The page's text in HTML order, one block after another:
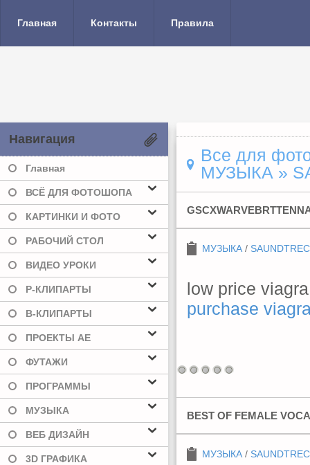
Главная Контакты Правила
Навигация
Главная
ВСЁ ДЛЯ ФОТОШОПА
КАРТИНКИ И ФОТО
РАБОЧИЙ СТОЛ
ВИДЕО УРОКИ
Р-КЛИПАРТЫ
В-КЛИПАРТЫ
ПРОЕКТЫ AE
ФУТАЖИ
ПРОГРАММЫ
МУЗЫКА
ВЕБ ДИЗАЙН
3D ГРАФИКА
Все для
МУЗЫКА »
МУЗЫКА /
low price
purchase
BEST OF FEMALE
МУЗЫКА /